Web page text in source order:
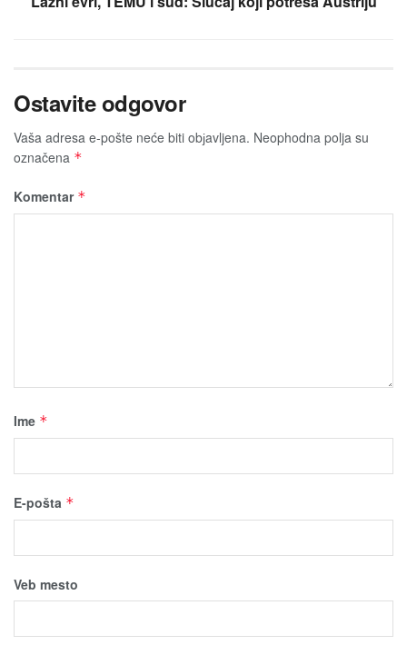
Ostavite odgovor
Vaša adresa e-pošte neće biti obјavljena. Neophodna polja su
označena *
Komentar *
Ime *
E-pošta *
Veb mesto